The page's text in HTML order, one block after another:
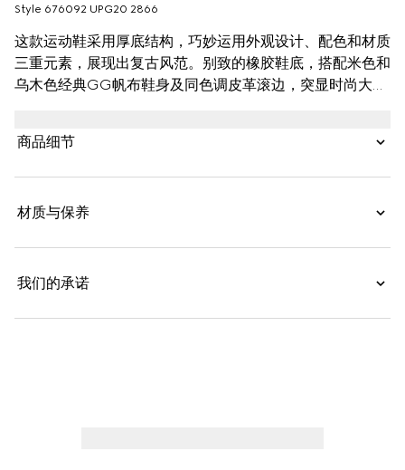
Style ‎676092 UPG20 2866
这款运动鞋采用厚底结构，巧妙运用外观设计、配色和材质
三重元素，展现出复古风范。别致的橡胶鞋底，搭配米色和
乌木色经典GG帆布鞋身及同色调皮革滚边，突显时尚大气
商品细节
材质与保养
我们的承诺